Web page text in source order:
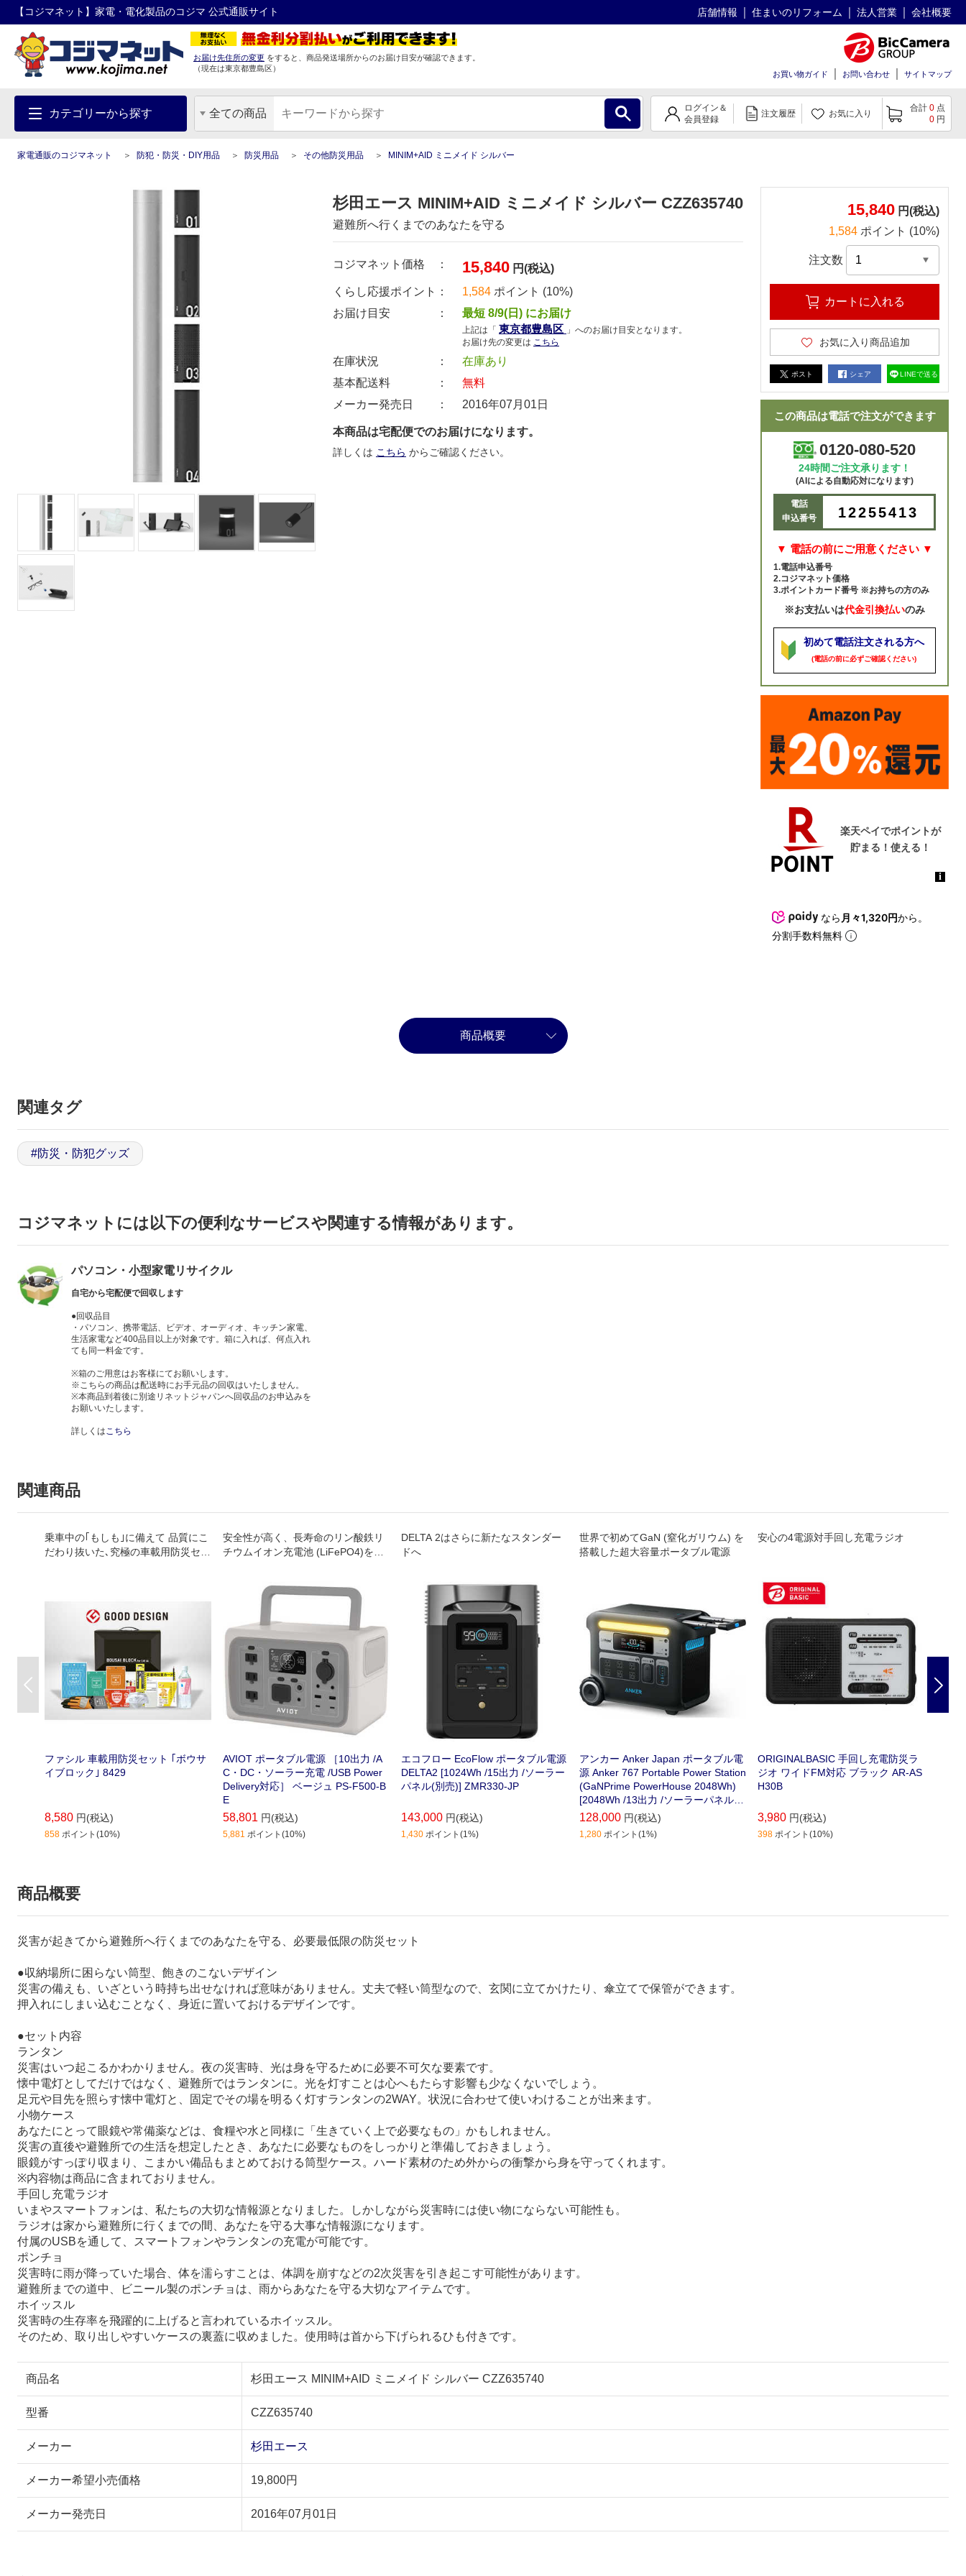
【コジマネット】家電・電化製品のコジマ 公式通販サイト 店舗情報 住まいのリフォーム 法人営業 会社概要
お届け先住所の変更 をすると、商品発送場所からのお届け目安が確認できます。
（現在は東京都豊島区）
お買い物ガイド お問い合わせ サイトマップ
カテゴリーから探す 全ての商品
ログイン＆
会員登録
注文履歴 お気に入り
合計 0 点
0 円
家電通販のコジマネット 防犯・防災・DIY用品 防災用品 その他防災用品 MINIM+AID ミニメイド シルバー
杉田エース MINIM+AID ミニメイド シルバー CZZ635740
避難所へ行くまでのあなたを守る
コジマネット価格 ： 15,840 円(税込)
くらし応援ポイント：
1,584 ポイント (10%)
お届け目安 ：
最短 8/9(日) にお届け
上記は「 東京都豊島区 」へのお届け目安となります。
お届け先の変更は こちら
在庫状況 ：
在庫あり
基本配送料 ：
無料
メーカー発売日 ：
2016年07月01日
本商品は宅配便でのお届けになります。
詳しくは こちら からご確認ください。
15,840 円(税込)
1,584 ポイント (10%)
注文数
カートに入れる
お気に入り商品追加
ポスト シェア LINEで送る
この商品は電話で注文ができます
0120-080-520
24時間ご注文承ります！
(AIによる自動応対になります)
電話
申込番号
12255413
▼ 電話の前にご用意ください ▼
1.電話申込番号
2.コジマネット価格
3.ポイントカード番号 ※お持ちの方のみ
※お支払いは代金引換払いのみ
初めて電話注文される方へ
(電話の前に必ずご確認ください)
なら 月々1,320円から。
分割手数料無料
商品概要
関連タグ
#防災・防犯グッズ
コジマネットには以下の便利なサービスや関連する情報があります。
パソコン・小型家電リサイクル
自宅から宅配便で回収します
●回収品目
・パソコン、携帯電話、ビデオ、オーディオ、キッチン家電、
生活家電など400品目以上が対象です。箱に入れば、何点入れ
ても同一料金です。
※箱のご用意はお客様にてお願いします。
※こちらの商品は配送時にお手元品の回収はいたしません。
※本商品到着後に別途リネットジャパンへ回収品のお申込みを
お願いいたします。
詳しくはこちら
関連商品
Previous
乗車中の｢もしも｣に備えて 品質にこ
だわり抜いた､究極の車載用防災セッ
ファシル 車載用防災セット ｢ボウサ
イブロック｣ 8429
8,580 円(税込)
858 ポイント(10%)
安全性が高く、長寿命のリン酸鉄リ
チウムイオン充電池 (LiFePO4)を採
AVIOT ポータブル電源 ［10出力 /A
C・DC・ソーラー充電 /USB Power
Delivery対応］ ベージュ PS-F500-B
E
58,801 円(税込)
5,881 ポイント(10%)
DELTA 2はさらに新たなスタンダー
ドへ
エコフロー EcoFlow ポータブル電源
DELTA2 [1024Wh /15出力 /ソーラー
パネル(別売)] ZMR330-JP
143,000 円(税込)
1,430 ポイント(1%)
世界で初めてGaN (窒化ガリウム) を
搭載した超大容量ポータブル電源
アンカー Anker Japan ポータブル電
源 Anker 767 Portable Power Station
(GaNPrime PowerHouse 2048Wh)
[2048Wh /13出力 /ソーラーパネル
(別売)] A1780511
128,000 円(税込)
1,280 ポイント(1%)
安心の4電源対手回し充電ラジオ
ORIGINALBASIC 手回し充電防災ラ
ジオ ワイドFM対応 ブラック AR-AS
H30B
3,980 円(税込)
398 ポイント(10%)
商品概要
災害が起きてから避難所へ行くまでのあなたを守る、必要最低限の防災セット
●収納場所に困らない筒型、飽きのこないデザイン
災害の備えも、いざという時持ち出せなければ意味がありません。丈夫で軽い筒型なので、玄関に立てかけたり、傘立てで保管ができます。
押入れにしまい込むことなく、身近に置いておけるデザインです。
●セット内容
ランタン
災害はいつ起こるかわかりません。夜の災害時、光は身を守るために必要不可欠な要素です。
懐中電灯としてだけではなく、避難所ではランタンに。光を灯すことは心へもたらす影響も少なくないでしょう。
足元や目先を照らす懐中電灯と、固定でその場を明るく灯すランタンの2WAY。状況に合わせて使いわけることが出来ます。
小物ケース
あなたにとって眼鏡や常備薬などは、食糧や水と同様に「生きていく上で必要なもの」かもしれません。
災害の直後や避難所での生活を想定したとき、あなたに必要なものをしっかりと準備しておきましょう。
眼鏡がすっぽり収まり、こまかい備品もまとめておける筒型ケース。ハード素材のため外からの衝撃から身を守ってくれます。
※内容物は商品に含まれておりません。
手回し充電ラジオ
いまやスマートフォンは、私たちの大切な情報源となりました。しかしながら災害時には使い物にならない可能性も。
ラジオは家から避難所に行くまでの間、あなたを守る大事な情報源になります。
付属のUSBを通して、スマートフォンやランタンの充電が可能です。
ポンチョ
災害時に雨が降っていた場合、体を濡らすことは、体調を崩すなどの2次災害を引き起こす可能性があります。
避難所までの道中、ビニール製のポンチョは、雨からあなたを守る大切なアイテムです。
ホイッスル
災害時の生存率を飛躍的に上げると言われているホイッスル。
そのため、取り出しやすいケースの裏蓋に収めました。使用時は首から下げられるひも付きです。
商品名 杉田エース MINIM+AID ミニメイド シルバー CZZ635740
型番 CZZ635740
メーカー 杉田エース
メーカー希望小売価格 19,800円
メーカー発売日 2016年07月01日